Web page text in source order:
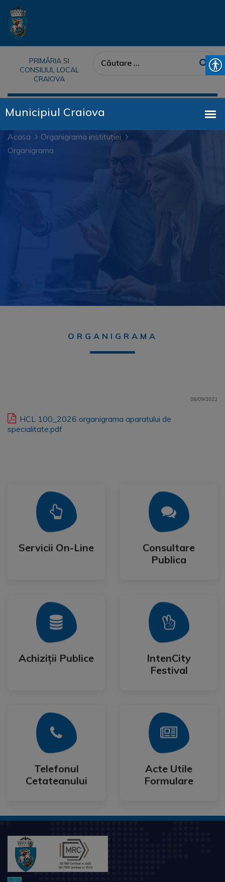
PRIMĂRIA SI
CONSILIUL LOCAL
CRAIOVA
Acasa
Organigrama instituției
Organigrama
ORGANIGRAMA
08/09/2021
HCL 100_2026 organigrama aparatului de
specialitate.pdf
Servicii On-Line
Servicii On-Line
Mai Mult
Consultare
Publica
Consultare
Publica
Mai Mult
Achiziții Publice
Achiziții Publice
Mai Mult
IntenCity
Festival
IntenCity
Festival
Mai Mult
Telefonul
Cetateanului
Telefonul
Cetateanului
Mai Mult
Acte Utile
Formulare
Acte Utile
Formulare
Mai Mult